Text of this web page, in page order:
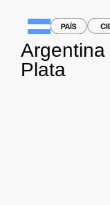
Argentina
Plata